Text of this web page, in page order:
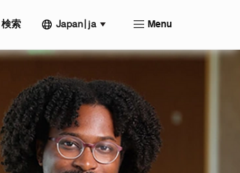
検索 Japan | ja Menu